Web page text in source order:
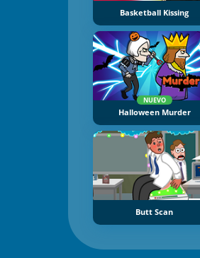
Basketball Kissing
NUEVO
Halloween Murder
Butt Scan